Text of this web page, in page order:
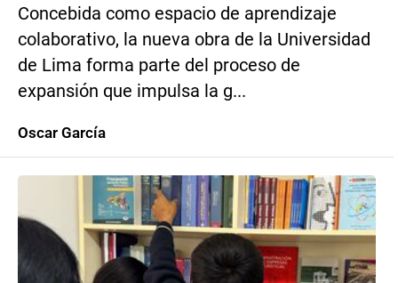
Concebida como espacio de aprendizaje
colaborativo, la nueva obra de la Universidad
de Lima forma parte del proceso de
expansión que impulsa la g...
Oscar García